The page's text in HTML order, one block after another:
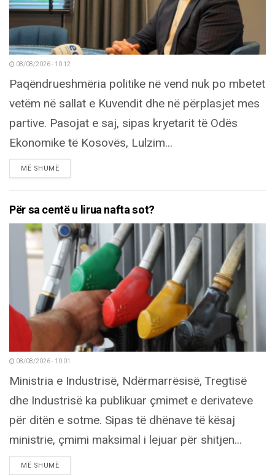
08/08/2026 - 10:12
Paqëndrueshmëria politike në vend nuk po mbetet
vetëm në sallat e Kuvendit dhe në përplasjet mes
partive. Pasojat e saj, sipas kryetarit të Odës
Ekonomike të Kosovës, Lulzim...
MË SHUMËDETAILS
Për sa centë u lirua nafta sot?
08/08/2026 - 10:01
Ministria e Industrisë, Ndërmarrësisë, Tregtisë
dhe Industrisë ka publikuar çmimet e derivateve
për ditën e sotme. Sipas të dhënave të kësaj
ministrie, çmimi maksimal i lejuar për shitjen...
MË SHUMËDETAILS